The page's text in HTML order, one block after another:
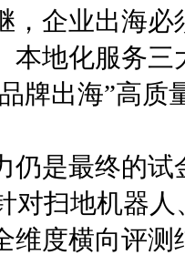
，企业出海必
本地化服务三
牌出海”高质
仍是最终的试
对扫地机器
维度横向评测